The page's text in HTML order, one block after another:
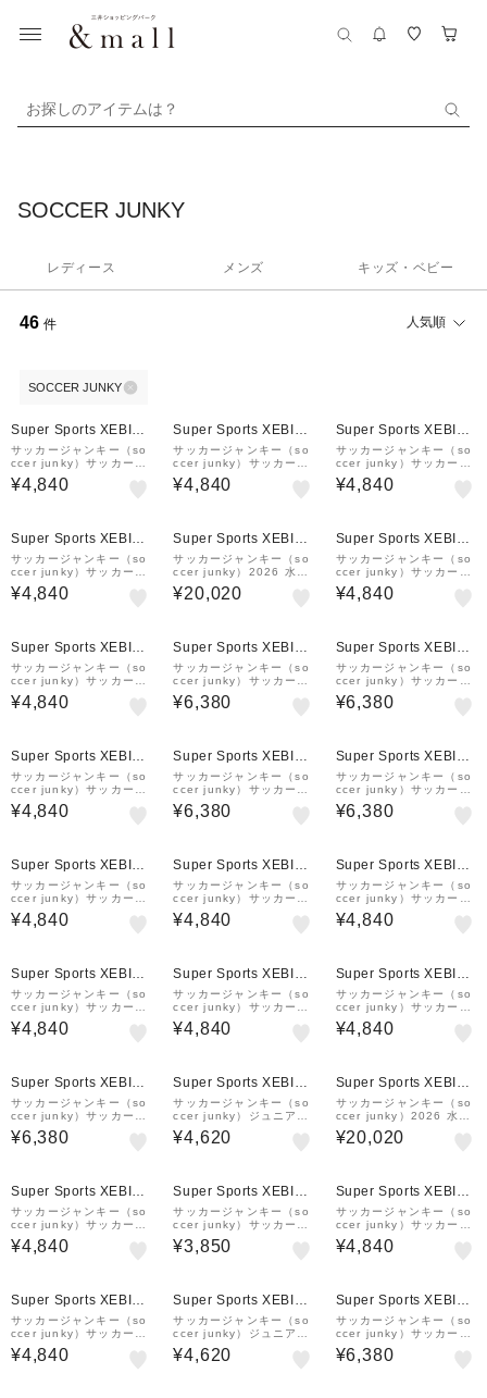
お探しのアイテムは？
SOCCER JUNKY
レディース メンズ キッズ・ベビー
46 件 人気順
SOCCER JUNKY
Super Sports XEBIO
&mall店
サッカージャンキー（so
ccer junky）サッカーウ
ェア ドリブルマン+9 半
袖Tシャツ JR26F05-02
¥4,840
Super Sports XEBIO
&mall店
サッカージャンキー（so
ccer junky）サッカーウ
ェア ドリブルマン+6 半
袖Tシャツ JR26F02-79
¥4,840
Super Sports XEBIO
&mall店
サッカージャンキー（so
ccer junky）サッカーウ
ェア ドリブルマン+11
半袖Tシャツ JR26F07-0
¥4,840
Super Sports XEBIO
&mall店
サッカージャンキー（so
ccer junky）サッカーウ
ェア ドリブルマン+9 半
袖Tシャツ JR26F05-26
¥4,840
Super Sports XEBIO
&mall店
サッカージャンキー（so
ccer junky）2026 水戸
ホーリーホック 百年構想
リーグ 1st オーセンティ
¥20,020
Super Sports XEBIO
&mall店
サッカージャンキー（so
ccer junky）サッカーウ
ェア ドリブルマン+8 半
袖Tシャツ JR26F04-02
¥4,840
Super Sports XEBIO
&mall店
サッカージャンキー（so
ccer junky）サッカーウ
ェア ドリブルマン+6 半
袖Tシャツ JR26F02-02
¥4,840
Super Sports XEBIO
&mall店
サッカージャンキー（so
ccer junky）サッカーウ
ェア SUDAMERICANO
プレミアム 半袖Tシャツ
¥6,380
Super Sports XEBIO
&mall店
サッカージャンキー（so
ccer junky）サッカーウ
ェア Lollipop 半袖Tシャ
ツ JR26B20-01
¥6,380
Super Sports XEBIO
&mall店
サッカージャンキー（so
ccer junky）サッカーウ
ェア ドリブルマン+7 半
袖Tシャツ JR26F03-02
¥4,840
Super Sports XEBIO
&mall店
サッカージャンキー（so
ccer junky）サッカーウ
ェア イケメン パラダイ
ス プレミアム 半袖Tシャ
¥6,380
Super Sports XEBIO
&mall店
サッカージャンキー（so
ccer junky）サッカーウ
ェア トロフィー ヒスト
リー プレミアム 半袖Tシ
¥6,380
Super Sports XEBIO
&mall店
サッカージャンキー（so
ccer junky）サッカーウ
ェア ドリブルマン+8 半
袖Tシャツ JR26F04-14
¥4,840
Super Sports XEBIO
&mall店
サッカージャンキー（so
ccer junky）サッカーウ
ェア ドリブルマン+7 半
袖Tシャツ JR26F03-01
¥4,840
Super Sports XEBIO
&mall店
サッカージャンキー（so
ccer junky）サッカーウ
ェア ドリブルマン+6 半
袖Tシャツ JR26F02-01
¥4,840
Super Sports XEBIO
&mall店
サッカージャンキー（so
ccer junky）サッカーウ
ェア ドリブルマン+BRA
半袖Tシャツ SJ26F22-0
¥4,840
Super Sports XEBIO
&mall店
サッカージャンキー（so
ccer junky）サッカーウ
ェア ドリブルマン+10
半袖Tシャツ JR26F06-0
¥4,840
Super Sports XEBIO
&mall店
サッカージャンキー（so
ccer junky）サッカーウ
ェア ドリブルマン+9 半
袖Tシャツ JR26F05-01
¥4,840
Super Sports XEBIO
&mall店
サッカージャンキー（so
ccer junky）サッカーウ
ェア VAR プレミアム 半
袖Tシャツ JR26C80-01
¥6,380
Super Sports XEBIO
&mall店
サッカージャンキー（so
ccer junky）ジュニア
サッカーウェア パンジェ
ルマン ひんやりプラTシ
¥4,620
Super Sports XEBIO
&mall店
サッカージャンキー（so
ccer junky）2026 水戸
ホーリーホック 百年構想
リーグ 2nd オーセンテ
¥20,020
Super Sports XEBIO
&mall店
サッカージャンキー（so
ccer junky）サッカーウ
ェア ドリブルマン+11
半袖Tシャツ JR26F07-0
¥4,840
Super Sports XEBIO
&mall店
サッカージャンキー（so
ccer junky）サッカーウ
ェア キッズ STロゴ プラ
Tシャツ SJ25A30K-91
¥3,850
Super Sports XEBIO
&mall店
サッカージャンキー（so
ccer junky）サッカーウ
ェア ドリブルマン+10
半袖Tシャツ JR26F06-1
¥4,840
Super Sports XEBIO
&mall店
サッカージャンキー（so
ccer junky）サッカーウ
ェア ドリブルマン+8 半
袖Tシャツ JR26F04-01
¥4,840
Super Sports XEBIO
&mall店
サッカージャンキー（so
ccer junky）ジュニア
サッカーウェア パンジェ
ルマン ひんやりプラTシ
¥4,620
Super Sports XEBIO
&mall店
サッカージャンキー（so
ccer junky）サッカーウ
ェア upper ひんやりス
トレッチショーツ CP26
¥6,380